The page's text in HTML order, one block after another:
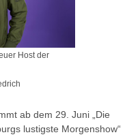
Host der
ab dem 29. Juni „Die
lustigste Morgenshow“